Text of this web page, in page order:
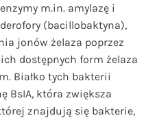
m.in. amylazę i
(bacillobaktyna),
jonów żelaza poprzez
dostępnych form żelaza
Białko tych bakterii
BsIA, która zwiększa
znajdują się bakterie,